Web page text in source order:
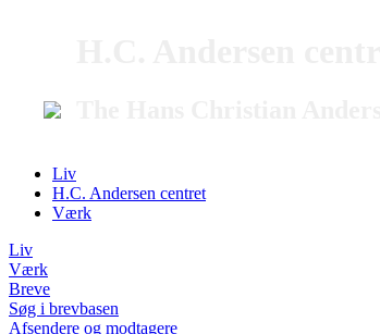
Liv
H.C. Andersen centret
Værk
Liv
Værk
Breve
Søg i brevbasen
Afsendere og modtagere